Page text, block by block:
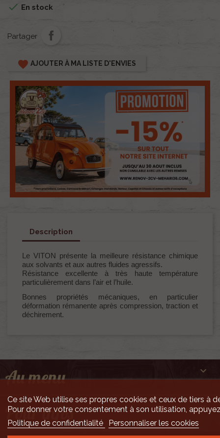
 En stock
Partager
favorite AJOUTER À MA LISTE D'ENVIES
Description
Le VITON présente la meilleure résistance chimique
aux solvants et aux autres fluides agressifs.
Résistance excellente à très haute température
particulièrement dans l’air et l’huile.
Bonnes propriétés mécaniques, en particulier
déformation rémanente après compression, traction et
déchirement.
Au menu 
Pour infos 
Ce site Web utilise ses propres cookies et ceux de tiers à
Pour donner votre consentement à son utilisation,
Politique de confidentialité
Personnaliser les cookies